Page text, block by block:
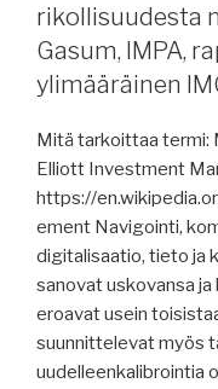
Kiina
Aboa
Mare,
Eeva
VG,
Oy,
rikollisuudesta
Gasum, IMPA,
ylimääräinen
Mitä tarkoittaa termi:
Elliott Investment
https://
ement Navigointi,
digitalisaatio, tieto ja
sanovat uskovansa
eroavat usein
suunnittelevat myös
uudelleenkalibrointia